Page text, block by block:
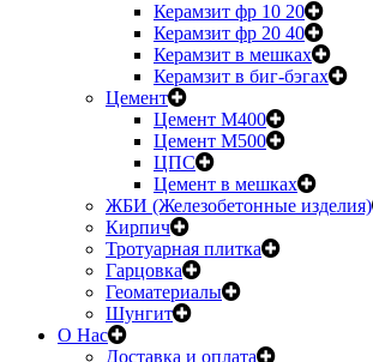
Керамзит фр 10 20
Керамзит фр 20 40
Керамзит в мешках
Керамзит в биг-бэгах
Цемент
Цемент М400
Цемент М500
ЦПС
Цемент в мешках
ЖБИ (Железобетонные изделия)
Кирпич
Тротуарная плитка
Гарцовка
Геоматериалы
Шунгит
О Нас
Доставка и оплата